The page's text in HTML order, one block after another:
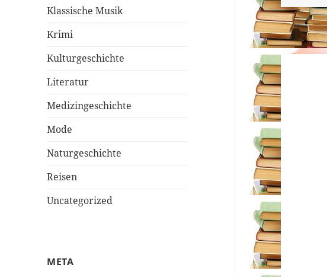
Klassische Musik
Krimi
Kulturgeschichte
Literatur
Medizingeschichte
Mode
Naturgeschichte
Reisen
Uncategorized
META